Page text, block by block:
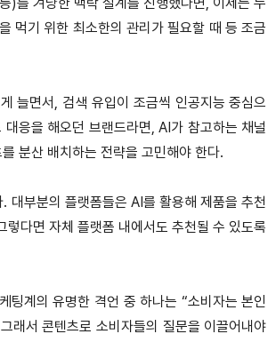
)를 겨냥한 맥락 설계를 진행했다면, 이제는 누
먹기 위한 최소한의 관리가 필요할 때 등 조금
늘면서, 검색 유입이 조금씩 인공지능 중심으
응을 해오던 브랜드라면, AI가 참고하는 채널
분산 배치하는 전략을 고민해야 한다.
대부분의 플랫폼들은 AI를 활용해 제품을 추천
다면 자체 플랫폼 내에서도 추천될 수 있도록
팅계의 유명한 격언 중 하나는 “소비자는 본인
래서 콘텐츠로 소비자들의 질문을 이끌어내야